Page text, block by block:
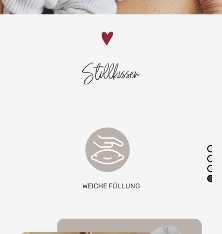
Stillkissen
KOMPLETT WASCHBAR